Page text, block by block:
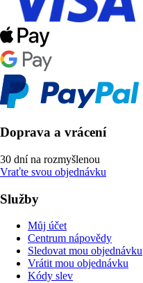
Doprava a vrácení
30 dní na rozmyšlenou
Vraťte svou objednávku
Služby
Můj účet
Centrum nápovědy
Sledovat mou objednávku
Vrátit mou objednávku
Kódy slev